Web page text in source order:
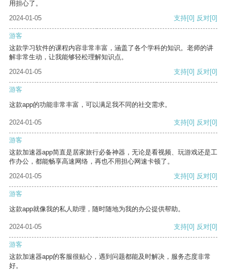
用担心了。
2024-01-05
支持[0] 反对[0]
游客
这款学习软件的课程内容非常丰富，涵盖了各个学科的知识。老师的讲
解非常生动，让我能够轻松理解知识点。
2024-01-05
支持[0] 反对[0]
游客
这款app的功能非常丰富，可以满足我不同的社交需求。
2024-01-05 支持[0] 反对[0]
游客
这款加速器app简直是居家旅行必备神器，无论是看视频、玩游戏还是工
作办公，都能畅享高速网络，再也不用担心网速卡顿了。
2024-01-05
支持[0] 反对[0]
游客
这款app就像我的私人助理，随时随地为我的办公提供帮助。
2024-01-05 支持[0] 反对[0]
游客
这款加速器app的客服很贴心，遇到问题都能及时解决，服务态度非常
好。